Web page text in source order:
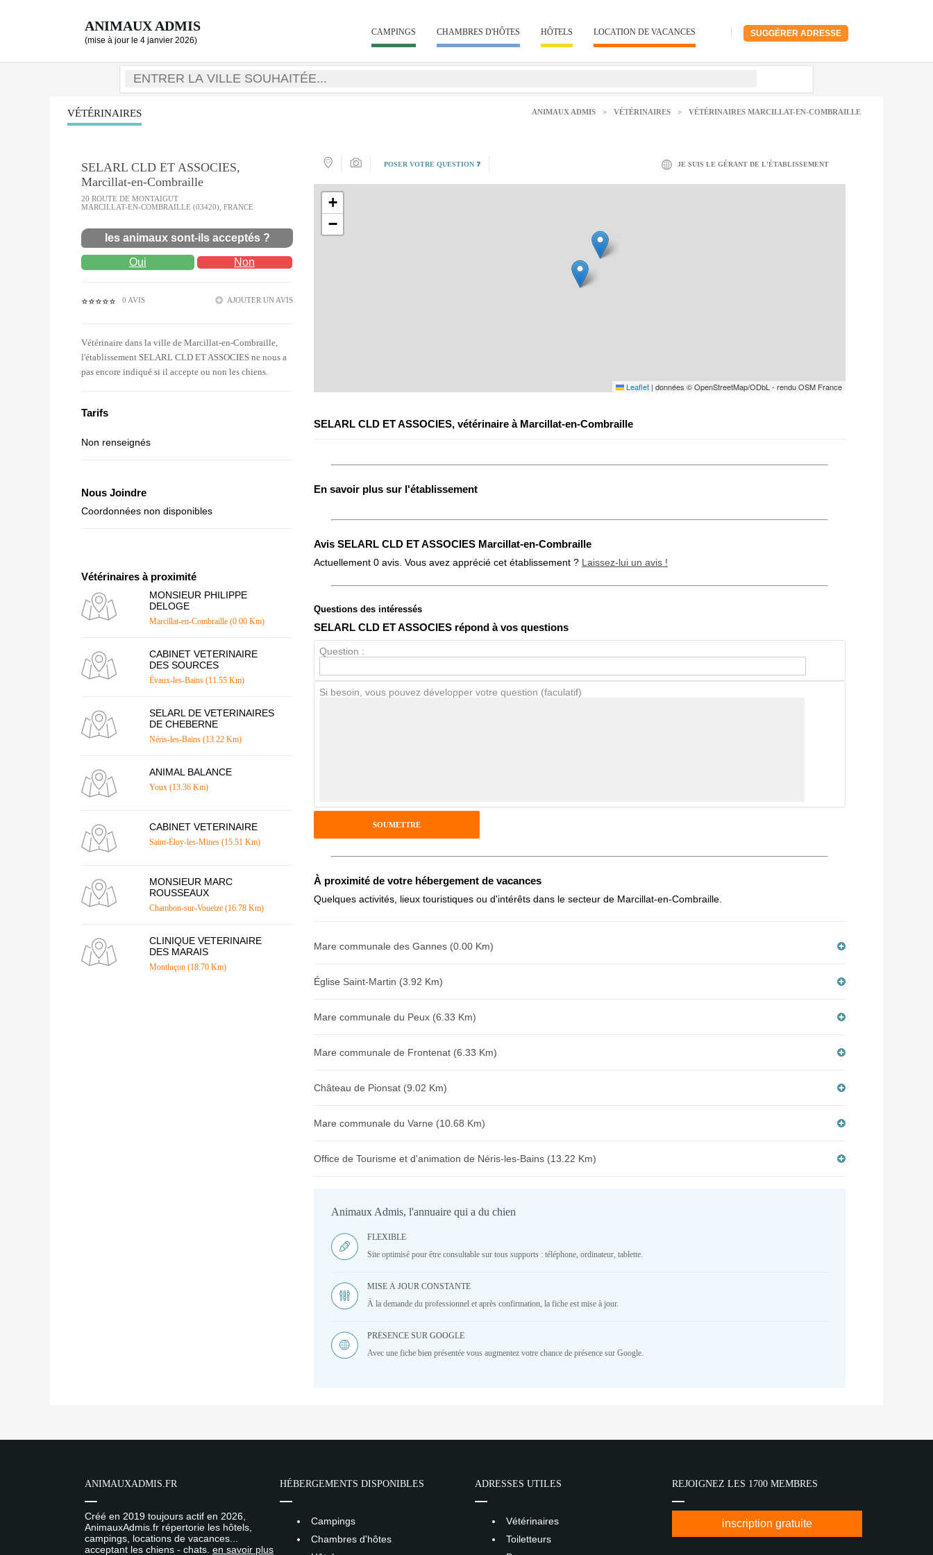
ANIMAUX ADMIS
(mise à jour le 4 janvier 2026)
SUGGÉRER ADRESSE
CAMPINGS CHAMBRES D'HÔTES HÔTELS LOCATION DE VACANCES
VÉTÉRINAIRES ANIMAUX ADMIS > VÉTÉRINAIRES > VÉTÉRINAIRES MARCILLAT-EN-COMBRAILLE
SELARL CLD ET ASSOCIES,
Marcillat-en-Combraille
20 ROUTE DE MONTAIGUT
MARCILLAT-EN-COMBRAILLE (03420), FRANCE
les animaux sont-ils acceptés ?
Oui Non
⭐⭐⭐⭐⭐ 0 AVIS AJOUTER UN AVIS
Vétérinaire dans la ville de Marcillat-en-Combraille,
l'établissement SELARL CLD ET ASSOCIES ne nous a
pas encore indiqué si il accepte ou non les chiens.
Tarifs
Non renseignés
Nous Joindre
Coordonnées non disponibles
Vétérinaires à proximité
MONSIEUR PHILIPPE
DELOGE
Marcillat-en-Combraille (0.00 Km)
CABINET VETERINAIRE
DES SOURCES
Évaux-les-Bains (11.55 Km)
SELARL DE VETERINAIRES
DE CHEBERNE
Néris-les-Bains (13.22 Km)
ANIMAL BALANCE
Youx (13.36 Km)
CABINET VETERINAIRE
Saint-Éloy-les-Mines (15.51 Km)
MONSIEUR MARC
ROUSSEAUX
Chambon-sur-Voueize (16.78 Km)
CLINIQUE VETERINAIRE
DES MARAIS
Montluçon (18.70 Km)
POSER VOTRE QUESTION ❓ JE SUIS LE GÉRANT DE L'ÉTABLISSEMENT
+
−
Leaflet | données © OpenStreetMap/ODbL - rendu OSM France
SELARL CLD ET ASSOCIES, vétérinaire à Marcillat-en-Combraille
En savoir plus sur l'établissement
Avis SELARL CLD ET ASSOCIES Marcillat-en-Combraille
Actuellement 0 avis. Vous avez apprécié cet établissement ? Laissez-lui un avis !
Note globale
Avis Clients
Antispam - Combien font 7x4 (en chiffres) :
Avis sur l'établissement :
Questions des intéressés
SELARL CLD ET ASSOCIES répond à vos questions
Question :
Si besoin, vous pouvez développer votre question (faculatif)
À proximité de votre hébergement de vacances
Quelques activités, lieux touristiques ou d'intérêts dans le secteur de Marcillat-en-Combraille.
Mare communale des Gannes (0.00 Km)
Église Saint-Martin (3.92 Km)
Mare communale du Peux (6.33 Km)
Mare communale de Frontenat (6.33 Km)
Château de Pionsat (9.02 Km)
Mare communale du Varne (10.68 Km)
Office de Tourisme et d'animation de Néris-les-Bains (13.22 Km)
Animaux Admis, l'annuaire qui a du chien
FLEXIBLE
Site optimisé pour être consultable sur tous supports : téléphone, ordinateur, tablette.
MISE À JOUR CONSTANTE
À la demande du professionnel et après confirmation, la fiche est mise à jour.
PRÉSENCE SUR GOOGLE
Avec une fiche bien présentée vous augmentez votre chance de présence sur Google.
ANIMAUXADMIS.FR
Créé en 2019 toujours actif en 2026,
AnimauxAdmis.fr répertorie les hôtels,
campings, locations de vacances...
acceptant les chiens - chats. en savoir plus
HÉBERGEMENTS DISPONIBLES
Campings
Chambres d'hôtes
ADRESSES UTILES
Vétérinaires
Toiletteurs
REJOIGNEZ LES 1700 MEMBRES
inscription gratuite